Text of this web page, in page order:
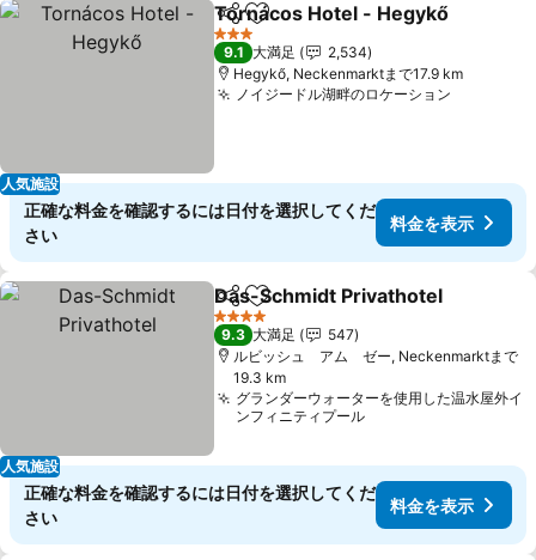
人気施設
シェアお気に入りに追加
Tornácos Hotel - Hegykő
3 ホテルのランク
9.1 大満足
2,534
Hegykő, Neckenmarktまで17.9 km
ノイジードル湖畔のロケーション
正確な料金を確認するには日付を選択してくだ
さい
料金を表示
人気施設
シェアお気に入りに追加
Das-Schmidt Privathotel
4 ホテルのランク
9.3 大満足
547
ルビッシュ アム ゼー, Neckenmarktまで
19.3 km
グランダーウォーターを使用した温水屋外イ
ンフィニティプール
正確な料金を確認するには日付を選択してくだ
さい
料金を表示